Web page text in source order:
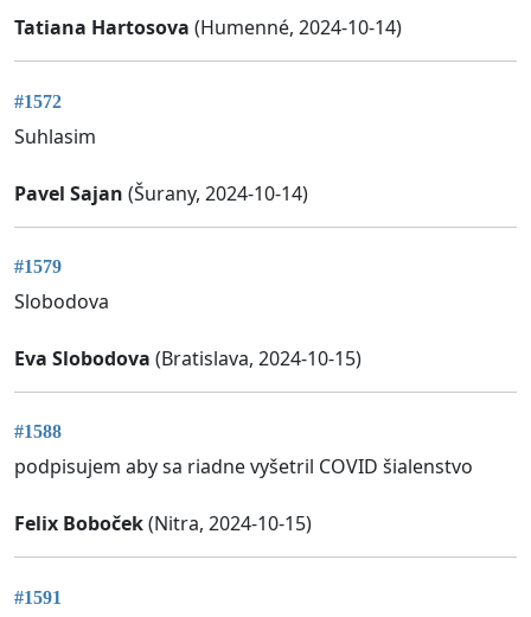
Tatiana Hartosova (Humenné, 2024-10-14)
#1572
Suhlasim
Pavel Sajan (Šurany, 2024-10-14)
#1579
Slobodova
Eva Slobodova (Bratislava, 2024-10-15)
#1588
podpisujem aby sa riadne vyšetril COVID šialenstvo
Felix Boboček(Nitra, 2024-10-15)
#1591